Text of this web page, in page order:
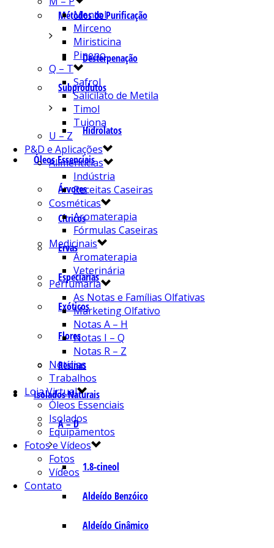
Métodos de Purificação
Desterpenação
Subprodutos
Hidrolatos
Óleos Essenciais
Árvores
Cítricos
Ervas
Especiarias
Exóticos
Flores
Resinas
Isolados Naturais
A – D
1.8-cineol
Aldeído Benzóico
Aldeído Cinâmico
Mentol
Mirceno
Miristicina
Pineno
Q – T
Safrol
Salicilato de Metila
Timol
Tujona
U – Z
P&D e Aplicações
Alimentícias
Indústria
Receitas Caseiras
Cosméticas
Aromaterapia
Fórmulas Caseiras
Medicinais
Aromaterapia
Veterinária
Perfumaria
As Notas e Famílias Olfativas
Marketing Olfativo
Notas A – H
Notas I – Q
Notas R – Z
Notícias
Trabalhos
Loja Virtual
Óleos Essenciais
Isolados
Equipamentos
Fotos e Vídeos
Fotos
Vídeos
Contato